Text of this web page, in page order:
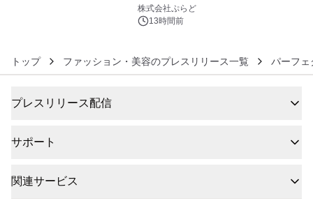
サウナも 「THE BOXY AWAJI」のお
得な素泊まり連泊プランで
株式会社ぷらど
13時間前
トップ ファッション・美容のプレスリリース一覧 パーフェ
プレスリリース配信
サポート
関連サービス